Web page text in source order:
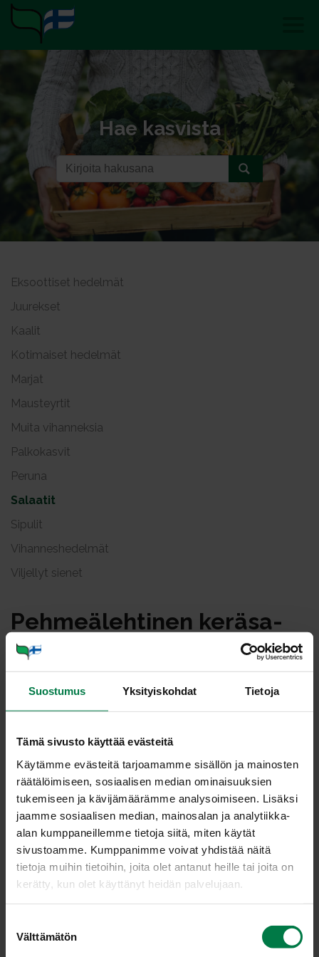
Suostumus Yksityiskohdat Tietoja
Tämä sivusto käyttää evästeitä
Käytämme evästeitä tarjoamamme sisällön ja mainosten
räätälöimiseen, sosiaalisen median ominaisuuksien
tukemiseen ja kävijämäärämme analysoimiseen. Lisäksi
jaamme sosiaalisen median, mainosalan ja analytiikka-
alan kumppaneillemme tietoja siitä, miten käytät
sivustoamme. Kumppanimme voivat yhdistää näitä
tietoja muihin tietoihin, joita olet antanut heille tai joita on
kerätty, kun olet käyttänyt heidän palvelujaan.
Välttämätön
Hae kasvista
Eksoottiset hedelmät
Juurekset
Kaalit
Kotimaiset hedelmät
Marjat
Mausteyrtit
Muita vihanneksia
Palkokasvit
Peruna
Salaatit
Sipulit
Vihanneshedelmät
Viljellyt sienet
Peh­meä­leh­ti­nen ke­rä­sa­
laat­ti
PEH­MEÄ­LEH­
TI­NEN KE­RÄ­
SA­LAAT­TI
(Lac­tu­ca sa­ti­
va)
Keräsalaatti polveutuu
villisalaatista, jota kasvaa Etelä-Euroopassa, Vähässä
Aasiassa ja Pohjois-Afrikassa. 1400-luvulla salaatti
tuotiin Englantiin, mistä se on levinnyt Pohjoismaihin.